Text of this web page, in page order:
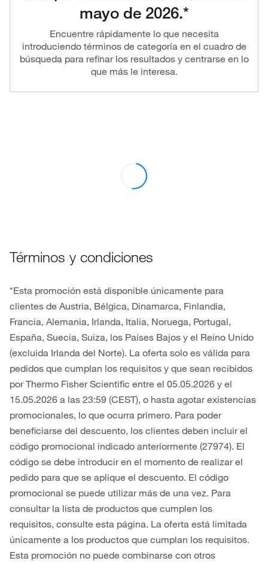
mayo de 2026.*
Encuentre rápidamente lo que necesita
introduciendo términos de categoría en el cuadro de
búsqueda para refinar los resultados y centrarse en lo
que más le interesa.
Términos y condiciones
*Esta promoción está disponible únicamente para
clientes de Austria, Bélgica, Dinamarca, Finlandia,
Francia, Alemania, Irlanda, Italia, Noruega, Portugal,
España, Suecia, Suiza, los Países Bajos y el Reino Unido
(excluida Irlanda del Norte). La oferta solo es válida para
pedidos que cumplan los requisitos y que sean recibidos
por Thermo Fisher Scientific entre el 05.05.2026 y el
15.05.2026 a las 23:59 (CEST), o hasta agotar existencias
promocionales, lo que ocurra primero. Para poder
beneficiarse del descuento, los clientes deben incluir el
código promocional indicado anteriormente (27974). El
código se debe introducir en el momento de realizar el
pedido para que se aplique el descuento. El código
promocional se puede utilizar más de una vez. Para
consultar la lista de productos que cumplen los
requisitos, consulte esta página. La oferta está limitada
únicamente a los productos que cumplan los requisitos.
Esta promoción no puede combinarse con otros